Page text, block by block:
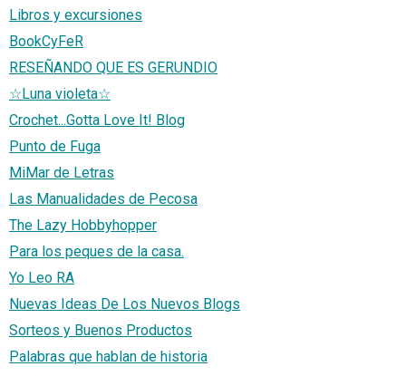
Libros y excursiones
BookCyFeR
RESEÑANDO QUE ES GERUNDIO
☆Luna violeta☆
Crochet...Gotta Love It! Blog
Punto de Fuga
MiMar de Letras
Las Manualidades de Pecosa
The Lazy Hobbyhopper
Para los peques de la casa.
Yo Leo RA
Nuevas Ideas De Los Nuevos Blogs
Sorteos y Buenos Productos
Palabras que hablan de historia